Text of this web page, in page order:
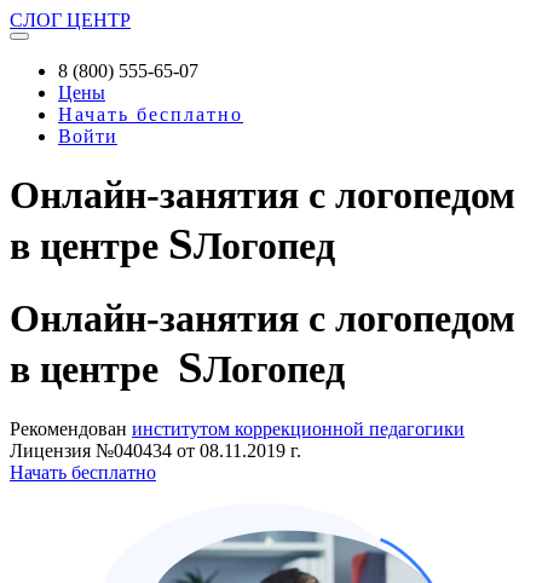
СЛОГ ЦЕНТР
8 (800) 555-65-07
Цены
Начать бесплатно
Войти
Онлайн-занятия с логопедом
в центре SЛогопед
Онлайн-занятия с логопедом
в центре SЛогопед
Рекомендован институтом коррекционной педагогики
Лицензия №040434 от 08.11.2019 г.
Начать бесплатно